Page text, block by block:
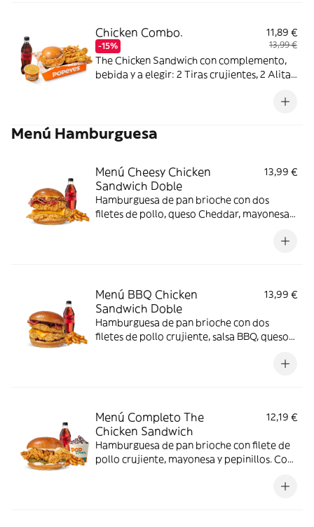
Chicken Combo.
-15%
11,89 €
13,99 €
The Chicken Sandwich con complemento,
bebida y a elegir: 2 Tiras crujientes, 2 Alitas
Menú Hamburguesa
Menú Cheesy Chicken
Sandwich Doble
13,99 €
Hamburguesa de pan brioche con dos
filetes de pollo, queso Cheddar, mayonesa,
Menú BBQ Chicken
Sandwich Doble
13,99 €
Hamburguesa de pan brioche con dos
filetes de pollo crujiente, salsa BBQ, queso
Menú Completo The
Chicken Sandwich
12,19 €
Hamburguesa de pan brioche con filete de
pollo crujiente, mayonesa y pepinillos. Con